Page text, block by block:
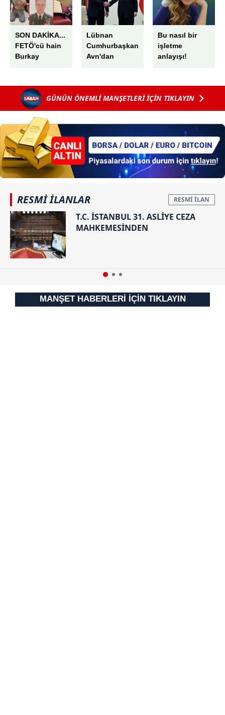
SON DAKİKA...
FETÖ'cü hain
Burkay
Alanur
Karatepe
gözaltında:
Yurt dışına
kaçmasına
yardım ettiği
tespit
edilmişti!
Lübnan
Cumhurbaşkanı
Avn'dan
övgüsü:
"Bölgesel
Bu nasıl bir
işletme
anlayışı!
GÜNÜN ÖNEMLİ MANŞETLERİ İÇİN TIKLAYIN
RESMİ İLANLAR
T.C. İSTANBUL 31. ASLİYE CEZA
MAHKEMESİNDEN
MANŞET HABERLERİ İÇİN TIKLAYIN